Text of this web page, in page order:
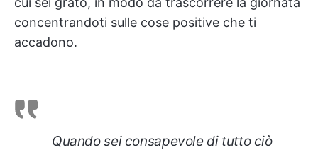
concentrandoti sulle cose positive che ti
accadono.
Quando sei consapevole di tutto ciò